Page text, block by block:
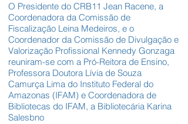
O Presidente do CRB11 Jean Racene, a
Coordenadora da Comissão de
Fiscalização Leina Medeiros, e o
Coordenador da Comissão de Divulgação e
Valorização Profissional Kennedy Gonzaga
reuniram-se com a Pró-Reitora de Ensino,
Professora Doutora Lívia de Souza
Camurça Lima do Instituto Federal do
Amazonas (IFAM) e Coordenadora de
Bibliotecas do IFAM, a Bibliotecária Karina
Salesbno